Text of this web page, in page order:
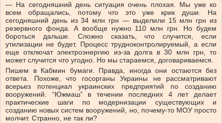
— На сегодняшний день ситуация очень плохая. Мы уже ко
всем обращались, потому что это уже крик души. На
сегодняшний день из 34 млн грн — выделили 15 млн грн из
резервного фонда. А вообще нужно 110 млн грн. Но будем
бороться дальше. Сложно сказать, что случится, если
утилизации не будет. Процесс трудноконтролируемый, а если
еще отключат электроэнергию из-за долга в 30 млн грн, то
может случится что угодно. Но мы стараемся, договариваемся.
Пишем в Кабмин бумаги. Правда, иногда они остаются без
ответа. Похоже, что госорганы Украины не рассматривают
всерьез потенциал украинских предприятий по созданию
вооружений. “Южмаш” в течении последних 4 лет делает
практические шаги по модернизации существующих и
созданию новых систем вооружений, но, почему-то МОУ просто
молчит. Странно, не так ли?